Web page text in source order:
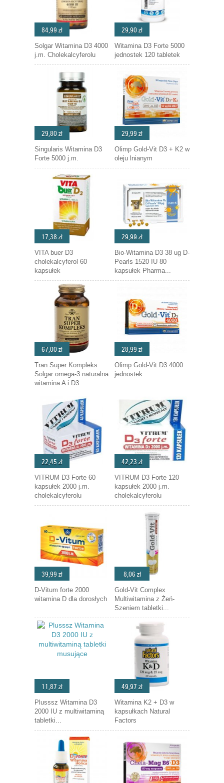
84,99 zł
Solgar Witamina D3 4000
j.m. Cholekalcyferolu
29,90 zł
Witamina D3 Forte 5000
jednostek 120 tabletek
29,80 zł
Singularis Witamina D3
Forte 5000 j.m.
29,99 zł
Olimp Gold-Vit D3 + K2 w
oleju lnianym
17,38 zł
VITA buer D3
cholekalcyferol 60
kapsułek
29,99 zł
Bio-Witamina D3 38 ug D-
Pearls 1520 IU 80
kapsułek Pharma...
67,00 zł
Tran Super Kompleks
Solgar omega-3 naturalna
witamina A i D3
28,99 zł
Olimp Gold-Vit D3 4000
jednostek
22,45 zł
VITRUM D3 Forte 60
kapsułek 2000 j.m.
cholekalcyferolu
42,23 zł
VITRUM D3 Forte 120
kapsułek 2000 j.m.
cholekalcyferolu
39,99 zł
D-Vitum forte 2000
witamina D dla dorosłych
8,06 zł
Gold-Vit Complex
Multiwitamina z Żeń-
Szeniem tabletki...
11,87 zł
Plusssz Witamina D3
2000 IU z multiwitaminą
tabletki...
49,97 zł
Witamina K2 + D3 w
kapsułkach Natural
Factors